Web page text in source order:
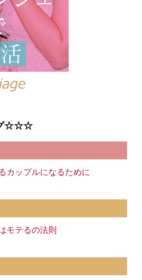
☆☆☆
カップルになるために
モテるの法則